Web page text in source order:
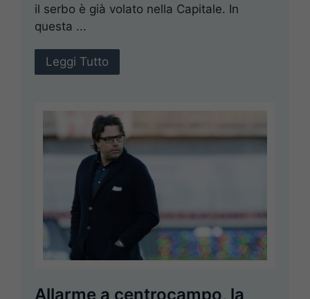
il serbo è già volato nella Capitale. In
questa ...
Leggi Tutto
Allarme a centrocampo, la